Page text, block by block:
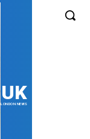
UK
LONDON NEWS